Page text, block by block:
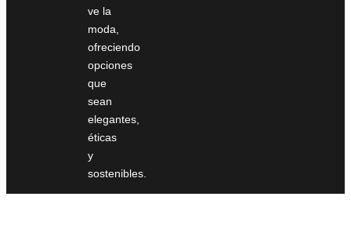
ve la
moda,
ofreciendo
opciones
que
sean
elegantes,
éticas
y
sostenibles.